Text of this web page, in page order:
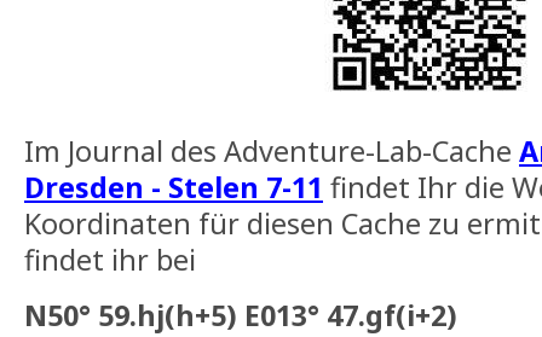
Im Journal des Adventure-Lab-Cache
Dresden - Stelen 7-11 findet Ihr die
Koordinaten für diesen Cache zu
findet ihr bei
N50° 59.hj(h+5) E013° 47.gf(i+2)